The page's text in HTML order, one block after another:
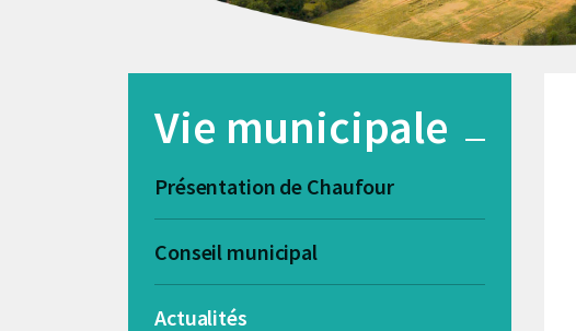
Vie municipale
Présentation de Chaufour
Conseil municipal
Actualités